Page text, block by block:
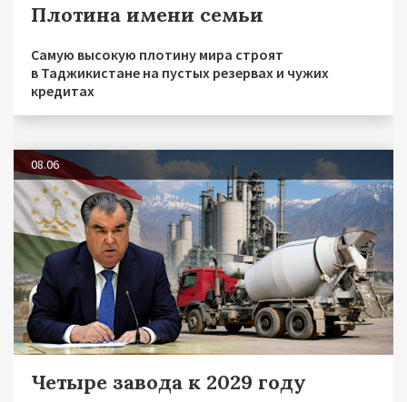
Плотина имени семьи
Самую высокую плотину мира строят
в Таджикистане на пустых резервах и чужих
кредитах
08.06
Четыре завода к 2029 году